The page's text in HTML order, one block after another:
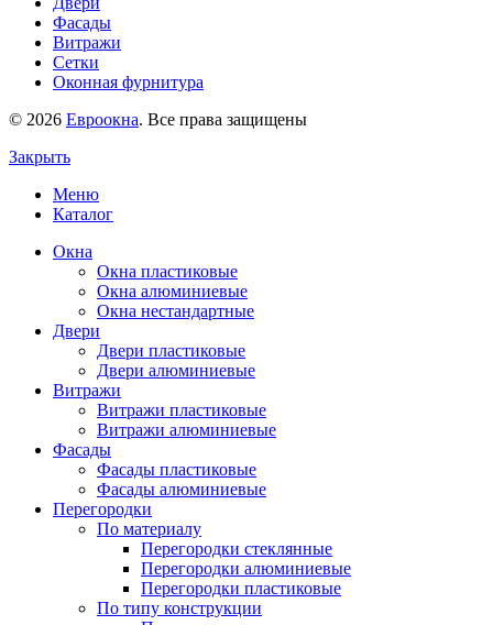
Фасады
Витражи
Сетки
Оконная фурнитура
© 2026 Евроокна. Все права защищены
Закрыть
Меню
Каталог
Окна
Окна пластиковые
Окна алюминиевые
Окна нестандартные
Двери
Двери пластиковые
Двери алюминиевые
Витражи
Витражи пластиковые
Витражи алюминиевые
Фасады
Фасады пластиковые
Фасады алюминиевые
Перегородки
По материалу
Перегородки стеклянные
Перегородки алюминиевые
Перегородки пластиковые
По типу конструкции